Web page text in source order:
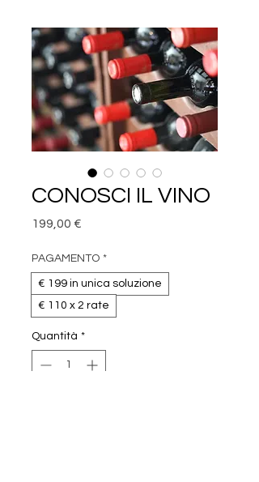
CONOSCI IL VINO
199,00 €
PAGAMENTO *
€ 199 in unica soluzione
€ 110 x 2 rate
Quantità *